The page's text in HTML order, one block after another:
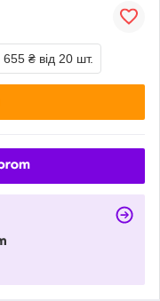
655 ₴ від 20 шт.